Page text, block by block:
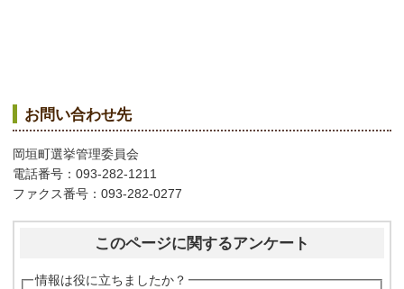
お問い合わせ先
岡垣町選挙管理委員会
電話番号：093-282-1211
ファクス番号：093‐282‐0277
このページに関するアンケート
情報は役に立ちましたか？